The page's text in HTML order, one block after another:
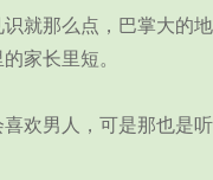
那么点，巴掌大的地
家长里短。
男人，可是那也是听